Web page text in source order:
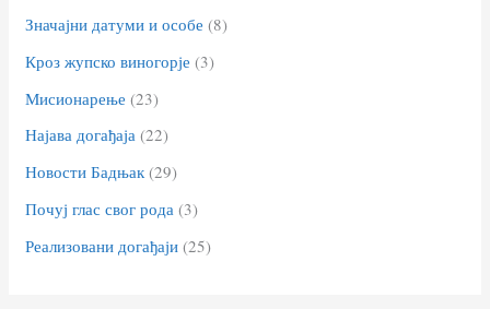
Значајни датуми и особе (8)
Кроз жупско виногорје (3)
Мисионарење (23)
Најава догађаја (22)
Новости Бадњак(29)
Почуј глас свог рода (3)
Реализовани догађаји (25)